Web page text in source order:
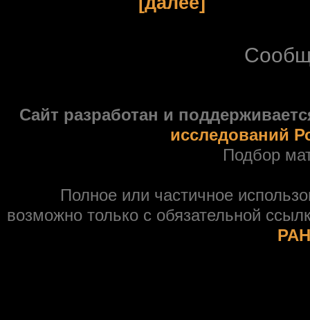
Сайт разработан и
исследований
Подбор
Полное или частичное
возможно только с обязательной